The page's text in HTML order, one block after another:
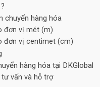
chuyển hàng hóa
đơn vị mét (m)
đơn vị centimet (cm)
hàng hóa tại DKGlobal
vấn và hỗ trợ